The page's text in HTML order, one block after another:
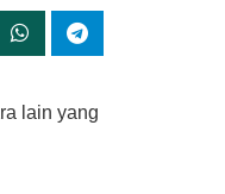
lain yang